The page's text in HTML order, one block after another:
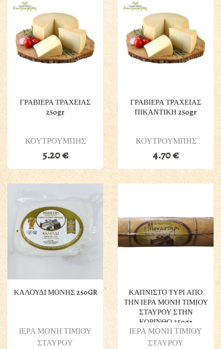
ΓΡΑΒΙΕΡΑ ΤΡΑΧΕΙΑΣ
250gr
ΚΟΥΤΡΟΥΜΠΗΣ
5.20€
ΓΡΑΒΙΕΡΑ ΤΡΑΧΕΙΑΣ
ΠΙΚΑΝΤΙΚΗ 250gr
ΚΟΥΤΡΟΥΜΠΗΣ
4.70€
ΚΑΛΟΥΔΙ ΜΟΝΗΣ 250GR
ΙΕΡΑ ΜΟΝΗ ΤΙΜΙΟΥ
ΣΤΑΥΡΟΥ
ΚΑΠΝΙΣΤΟ ΤΥΡΙ ΑΠΟ
ΤΗΝ ΙΕΡΑ ΜΟΝΗ ΤΙΜΙΟΥ
ΣΤΑΥΡΟΥ ΣΤΗΝ
ΚΟΡΙΝΘΟ 250gr
ΙΕΡΑ ΜΟΝΗ ΤΙΜΙΟΥ
ΣΤΑΥΡΟΥ